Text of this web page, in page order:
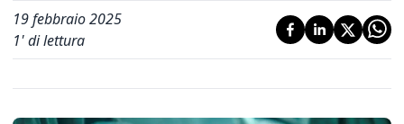
19 febbraio 2025
1' di lettura